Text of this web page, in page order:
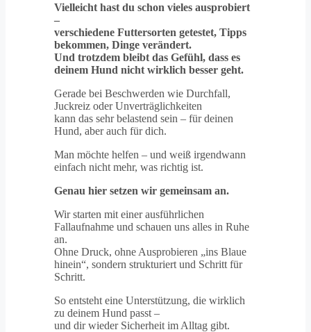
Vielleicht hast du schon vieles ausprobiert
–
verschiedene Futtersorten getestet, Tipps
bekommen, Dinge verändert.
Und trotzdem bleibt das Gefühl, dass es
deinem Hund nicht wirklich besser geht.
Gerade bei Beschwerden wie Durchfall,
Juckreiz oder Unverträglichkeiten
kann das sehr belastend sein – für deinen
Hund, aber auch für dich.
Man möchte helfen – und weiß irgendwann
einfach nicht mehr, was richtig ist.
Genau hier setzen wir gemeinsam an.
Wir starten mit einer ausführlichen
Fallaufnahme und schauen uns alles in Ruhe
an.
Ohne Druck, ohne Ausprobieren „ins Blaue
hinein“, sondern strukturiert und Schritt für
Schritt.
So entsteht eine Unterstützung, die wirklich
zu deinem Hund passt –
und dir wieder Sicherheit im Alltag gibt.